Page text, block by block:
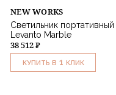
NEW WORKS
Светильник
Levanto Marble
38 512 ₽
КУПИТЬ В 1 КЛИК